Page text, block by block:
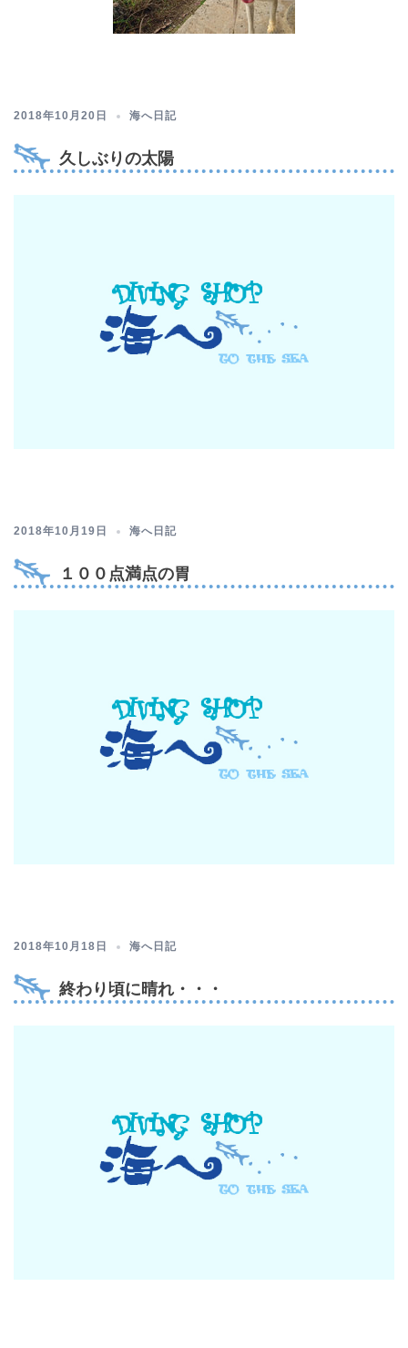
2018年10月20日 海へ日記
久しぶりの太陽
2018年10月19日 海へ日記
１００点満点の胃
2018年10月18日 海へ日記
終わり頃に晴れ・・・